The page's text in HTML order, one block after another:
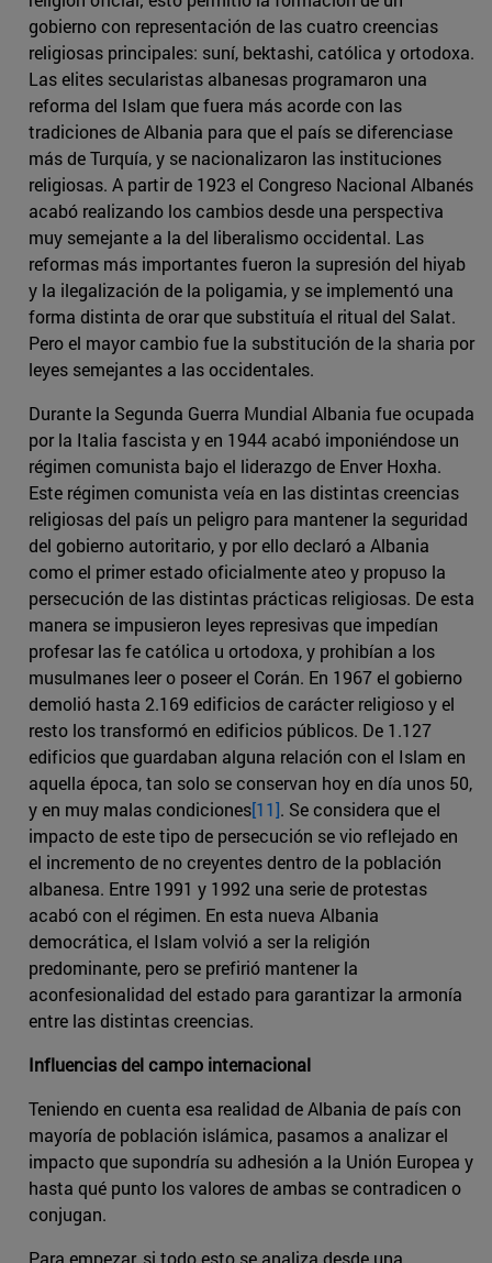
gobierno con representación de las cuatro creencias
religiosas principales: suní, bektashi, católica y ortodoxa.
Las elites secularistas albanesas programaron una
reforma del Islam que fuera más acorde con las
tradiciones de Albania para que el país se diferenciase
más de Turquía, y se nacionalizaron las instituciones
religiosas. A partir de 1923 el Congreso Nacional Albanés
acabó realizando los cambios desde una perspectiva
muy semejante a la del liberalismo occidental. Las
reformas más importantes fueron la supresión del hiyab
y la ilegalización de la poligamia, y se implementó una
forma distinta de orar que substituía el ritual del Salat.
Pero el mayor cambio fue la substitución de la sharia por
leyes semejantes a las occidentales.
Durante la Segunda Guerra Mundial Albania fue ocupada
por la Italia fascista y en 1944 acabó imponiéndose un
régimen comunista bajo el liderazgo de Enver Hoxha.
Este régimen comunista veía en las distintas creencias
religiosas del país un peligro para mantener la seguridad
del gobierno autoritario, y por ello declaró a Albania
como el primer estado oficialmente ateo y propuso la
persecución de las distintas prácticas religiosas. De esta
manera se impusieron leyes represivas que impedían
profesar las fe católica u ortodoxa, y prohibían a los
musulmanes leer o poseer el Corán. En 1967 el gobierno
demolió hasta 2.169 edificios de carácter religioso y el
resto los transformó en edificios públicos. De 1.127
edificios que guardaban alguna relación con el Islam en
aquella época, tan solo se conservan hoy en día unos 50,
y en muy malas condiciones[11]. Se considera que el
impacto de este tipo de persecución se vio reflejado en
el incremento de no creyentes dentro de la población
albanesa. Entre 1991 y 1992 una serie de protestas
acabó con el régimen. En esta nueva Albania
democrática, el Islam volvió a ser la religión
predominante, pero se prefirió mantener la
aconfesionalidad del estado para garantizar la armonía
entre las distintas creencias.
Influencias del campo internacional
Teniendo en cuenta esa realidad de Albania de país con
mayoría de población islámica, pasamos a analizar el
impacto que supondría su adhesión a la Unión Europea y
hasta qué punto los valores de ambas se contradicen o
conjugan.
Para empezar, si todo esto se analiza desde una